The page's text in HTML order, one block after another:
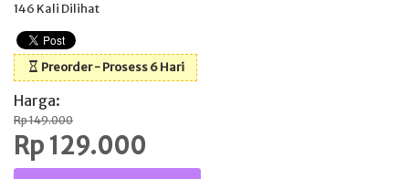
146 Kali Dilihat
Preorder - Prosess 6 Hari
Harga:
Rp 149.000
Rp 129.000